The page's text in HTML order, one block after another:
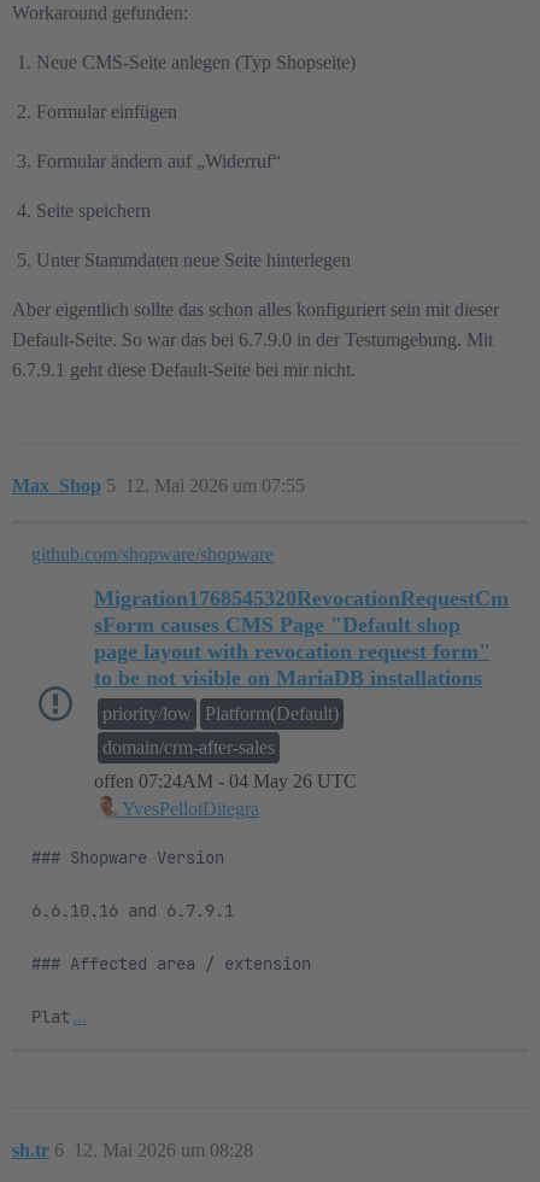
Workaround gefunden:
Neue CMS-Seite anlegen (Typ Shopseite)
Formular einfügen
Formular ändern auf „Widerruf“
Seite speichern
Unter Stammdaten neue Seite hinterlegen
Aber eigentlich sollte das schon alles konfiguriert sein mit dieser
Default-Seite. So war das bei 6.7.9.0 in der Testumgebung. Mit
6.7.9.1 geht diese Default-Seite bei mir nicht.
Max_Shop 12. Mai 2026 um 07:55
5
github.com/shopware/shopware
Migration1768545320RevocationRequestCm
sForm causes CMS Page "Default shop
page layout with revocation request form"
to be not visible on MariaDB installations
offen 07:24AM - 04 May 26 UTC
YvesPellotDitegra
priority/low
Platform(Default)
domain/crm-after-sales
### Shopware Version
6.6.10.16 and 6.7.9.1
### Affected area / extension
Plat …
sh.tr 12. Mai 2026 um 08:28
6